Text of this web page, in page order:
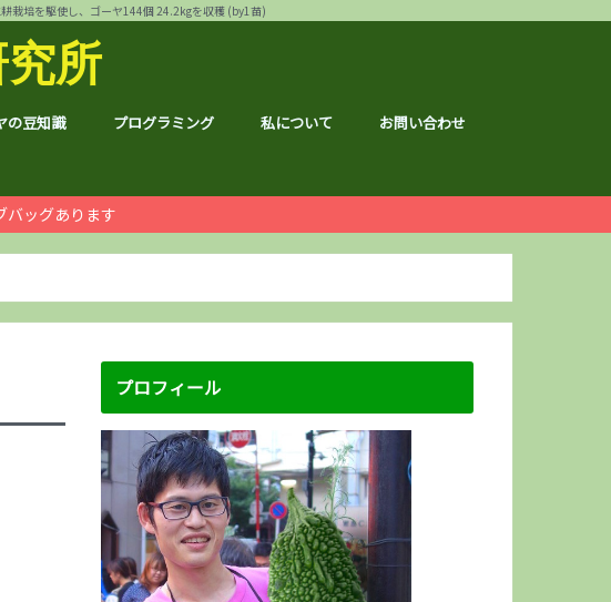
栽培を駆使し、ゴーヤ144個 24.2kgを収穫 (by1苗)
所
の豆知識 プログラミング 私について お問い合わせ
月次運営報告
ノウハウ
ブロフェス
顔ハメ
お宝記事
サカナクション
ハンドメイド
上野の森ハーフマラソン
荒川リバーサイドマラソン
久喜マラソン
体幹トレーニング
地元広島のこと
北区のこと
荒川区のこと
台東区のこと
茨城のこと
京都のこと
グルメ
個別銘柄分析
株主総会レポ
株主優待
雑貨屋ブルドッグ
仮想通貨
本多静六
お得な節約情報
ふるさと納税
バッグあります
プロフィール